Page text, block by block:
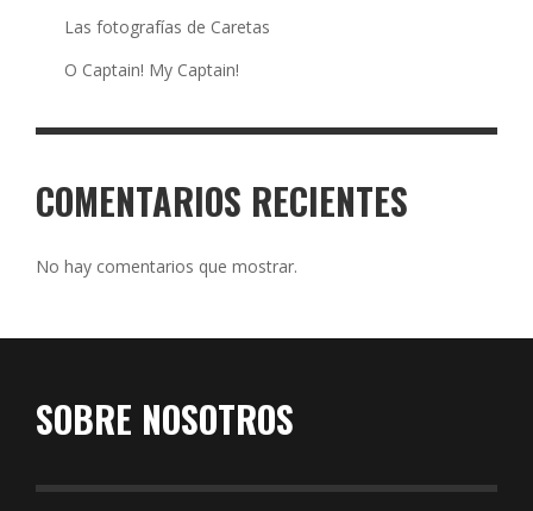
Las fotografías de Caretas
O Captain! My Captain!
COMENTARIOS RECIENTES
No hay comentarios que mostrar.
SOBRE NOSOTROS